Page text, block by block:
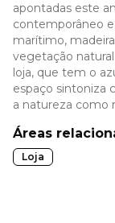
apontadas este
contemporâneo
marítimo,
vegetação
loja, que tem o
espaço sintoniza
a natureza como
Áreas
Loja